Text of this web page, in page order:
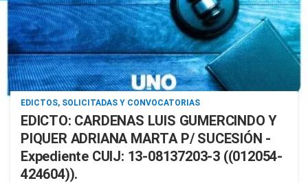
EDICTOS, SOLICITADAS Y CONVOCATORIAS
EDICTO: CARDENAS LUIS GUMERCINDO Y
PIQUER ADRIANA MARTA P/ SUCESIÓN -
Expediente CUIJ: 13-08137203-3 ((012054-
424604)).